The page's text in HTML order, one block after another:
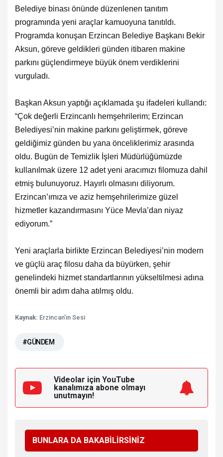
Belediye binası önünde düzenlenen tanıtım
programında yeni araçlar kamuoyuna tanıtıldı.
Programda konuşan Erzincan Belediye Başkanı Bekir
Aksun, göreve geldikleri günden itibaren makine
parkını güçlendirmeye büyük önem verdiklerini
vurguladı.
Başkan Aksun yaptığı açıklamada şu ifadeleri kullandı:
“Çok değerli Erzincanlı hemşehrilerim; Erzincan
Belediyesi’nin makine parkını geliştirmek, göreve
geldiğimiz günden bu yana önceliklerimiz arasında
oldu. Bugün de Temizlik İşleri Müdürlüğümüzde
kullanılmak üzere 12 adet yeni aracımızı filomuza dahil
etmiş bulunuyoruz. Hayırlı olmasını diliyorum.
Erzincan’ımıza ve aziz hemşehrilerimize güzel
hizmetler kazandırmasını Yüce Mevla’dan niyaz
ediyorum.”
Yeni araçlarla birlikte Erzincan Belediyesi’nin modern
ve güçlü araç filosu daha da büyürken, şehir
genelindeki hizmet standartlarının yükseltilmesi adına
önemli bir adım daha atılmış oldu.
Kaynak: Erzincan'ın Sesi
#GÜNDEM
Videolar için YouTube
kanalımıza abone olmayı
unutmayın!
BUNLARA DA BAKABİLİRSİNİZ